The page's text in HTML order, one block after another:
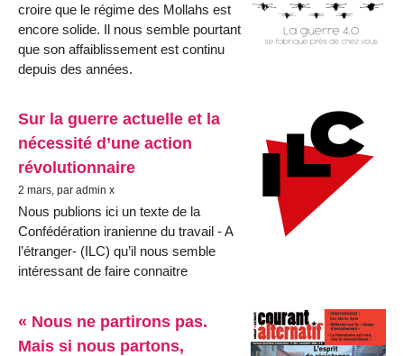
croire que le régime des Mollahs est
encore solide. Il nous semble pourtant
que son affaiblissement est continu
depuis des années.
Sur la guerre actuelle et la
nécessité d’une action
révolutionnaire
2 mars, par admin x
Nous publions ici un texte de la
Confédération iranienne du travail - A
l’étranger- (ILC) qu’il nous semble
intéressant de faire connaitre
« Nous ne partirons pas.
Mais si nous partons,